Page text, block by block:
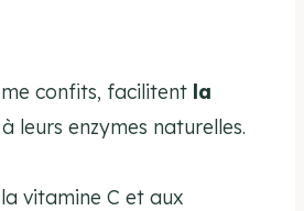
confits, facilitent la
leurs enzymes naturelles.
vitamine C et aux